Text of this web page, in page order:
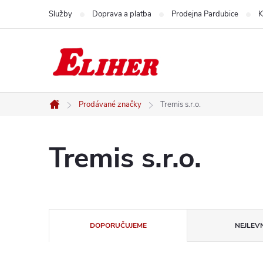
Služby Doprava a platba Prodejna Pardubice
Domů
Prodávané značky Tremis s.r.o.
Tremis s.r.o.
a
DOPORUČUJEME